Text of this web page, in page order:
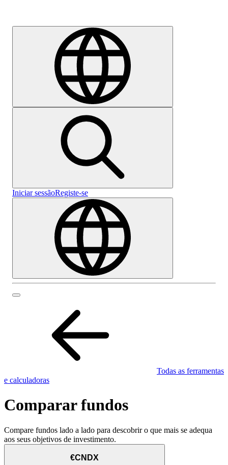
Iniciar sessãoRegiste-se
Todas as ferramentas
e calculadoras
Comparar fundos
Compare fundos lado a lado para descobrir o que mais se adequa
aos seus objetivos de investimento.
€CNDX